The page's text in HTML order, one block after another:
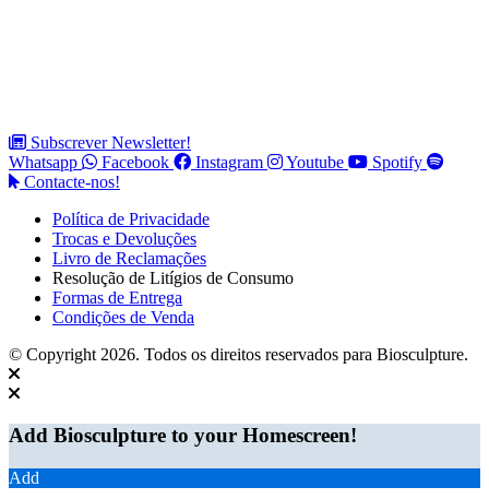
Subscrever Newsletter!
Whatsapp
Facebook Instagram Youtube
Spotify
Contacte-nos!
Política de Privacidade
Trocas e Devoluções
Livro de Reclamações
Resolução de Litígios de Consumo
Formas de Entrega
Condições de Venda
© Copyright 2026. Todos os direitos reservados para Biosculpture.
Add Biosculpture to your Homescreen!
Add